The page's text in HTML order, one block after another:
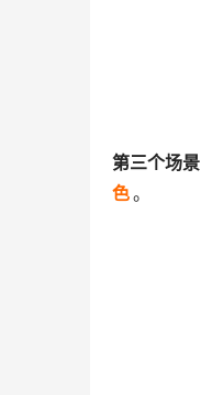
第三个场景
色。